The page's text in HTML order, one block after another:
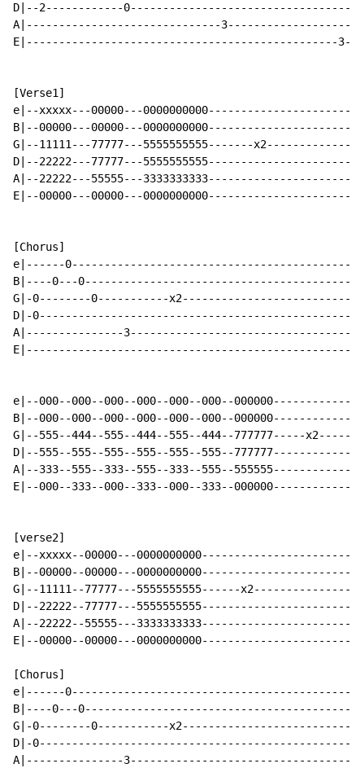
D|--2------------
A|------------------------------
E|------------------------------------------------
[Verse1]
e|--xxxxx---00000---
B|--00000---00000---
G|--11111---77777---5555555555-------
D|--22222---77777---
A|--22222---55555---
E|--00000---00000---
[Chorus]
e|------
B|----0---
G|-0--------0-----------
D|-
A|---------------
e|--000--000--000--000--000--000--
B|--000--000--000--000--000--000--
G|--555--444--555--444--555--444--777777-----
D|--555--555--555--555--555--555--
A|--333--555--333--555--333--555--
E|--000--333--000--333--000--333--
[verse2]
e|--xxxxx--00000---
B|--00000--00000---
G|--11111--77777---5555555555------
D|--22222--77777---
A|--22222--55555---
E|--00000--00000---
[Chorus]
e|------
B|----0---
G|-0--------0-----------
D|-
A|---------------